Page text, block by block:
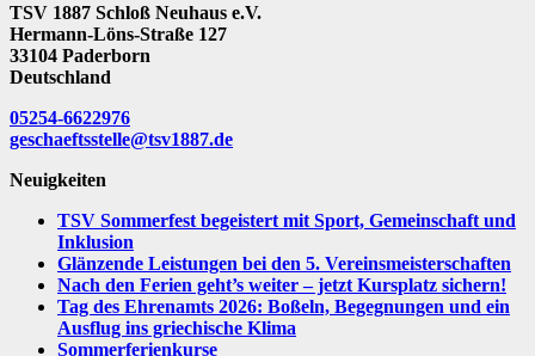
TSV 1887 Schloß Neuhaus e.V.
Hermann-Löns-Straße 127
33104 Paderborn
Deutschland
05254-6622976
geschaeftsstelle@tsv1887.de
Neuigkeiten
TSV Sommerfest begeistert mit Sport, Gemeinschaft und
Inklusion
Glänzende Leistungen bei den 5. Vereinsmeisterschaften
Nach den Ferien geht’s weiter – jetzt Kursplatz sichern!
Tag des Ehrenamts 2026: Boßeln, Begegnungen und ein
Ausflug ins griechische Klima
Sommerferienkurse